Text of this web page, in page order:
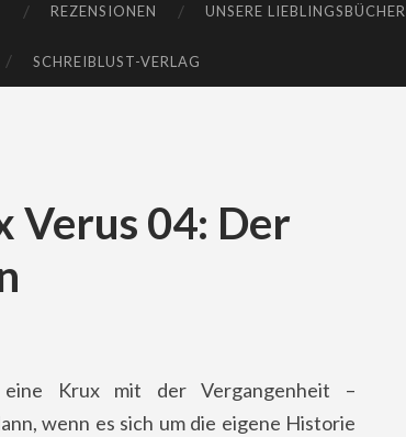
REZENSIONEN UNSERE LIEBLINGSBÜCHER
SCHREIBLUST-VERLAG
Verus 04: Der
Krux mit der Vergangenheit –
wenn es sich um die eigene Historie